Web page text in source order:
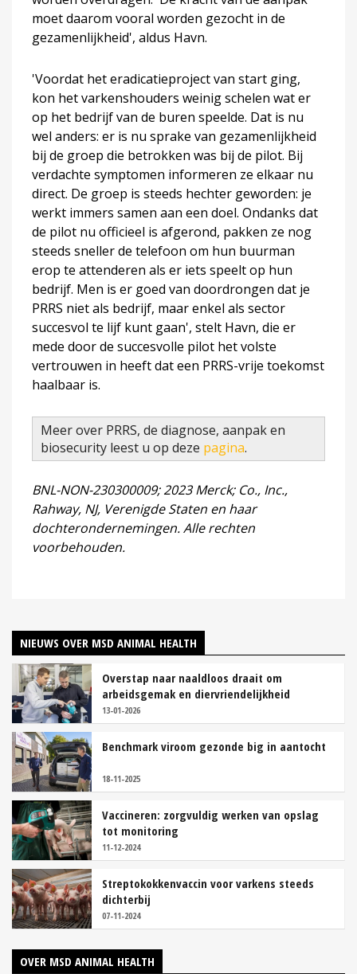
moet daarom vooral worden gezocht in de
gezamenlijkheid', aldus Havn.
'Voordat het eradicatieproject van start ging,
kon het varkenshouders weinig schelen wat er
op het bedrijf van de buren speelde. Dat is nu
wel anders: er is nu sprake van gezamenlijkheid
bij de groep die betrokken was bij de pilot. Bij
verdachte symptomen informeren ze elkaar nu
direct. De groep is steeds hechter geworden: je
werkt immers samen aan een doel. Ondanks dat
de pilot nu officieel is afgerond, pakken ze nog
steeds sneller de telefoon om hun buurman
erop te attenderen als er iets speelt op hun
bedrijf. Men is er goed van doordrongen dat je
PRRS niet als bedrijf, maar enkel als sector
succesvol te lijf kunt gaan', stelt Havn, die er
mede door de succesvolle pilot het volste
vertrouwen in heeft dat een PRRS-vrije toekomst
haalbaar is.
Meer over PRRS, de diagnose, aanpak en
biosecurity leest u op deze pagina.
BNL-NON-230300009; 2023 Merck; Co., Inc.,
Rahway, NJ, Verenigde Staten en haar
dochterondernemingen. Alle rechten
voorbehouden.
NIEUWS OVER MSD ANIMAL HEALTH
Overstap naar naaldloos draait om
arbeidsgemak en diervriendelijkheid
13-01-2026
Benchmark viroom gezonde big in aantocht
18-11-2025
Vaccineren: zorgvuldig werken van opslag
tot monitoring
11-12-2024
Streptokokkenvaccin voor varkens steeds
dichterbij
07-11-2024
OVER MSD ANIMAL HEALTH